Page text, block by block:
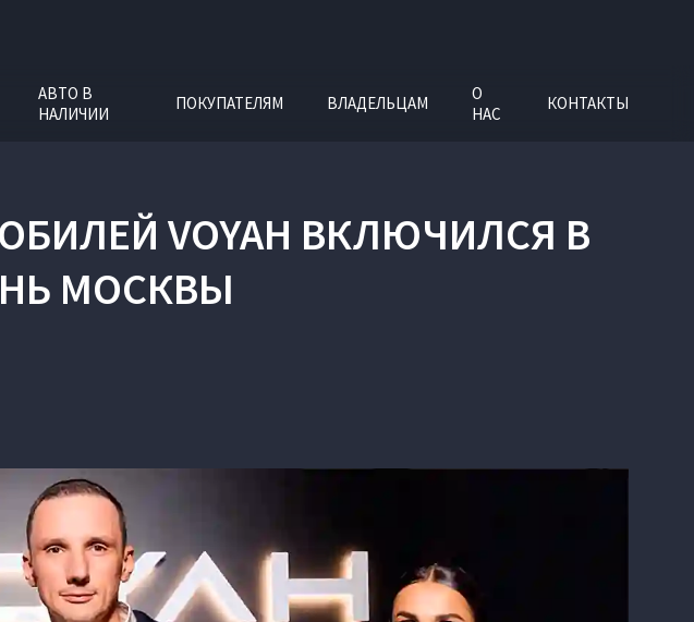
АВТО В
НАЛИЧИИ
ПОКУПАТЕЛЯМ ВЛАДЕЛЬЦАМ
О
НАС
КОНТАКТЫ
VOYAH ВКЛЮЧИЛСЯ В
МОСКВЫ